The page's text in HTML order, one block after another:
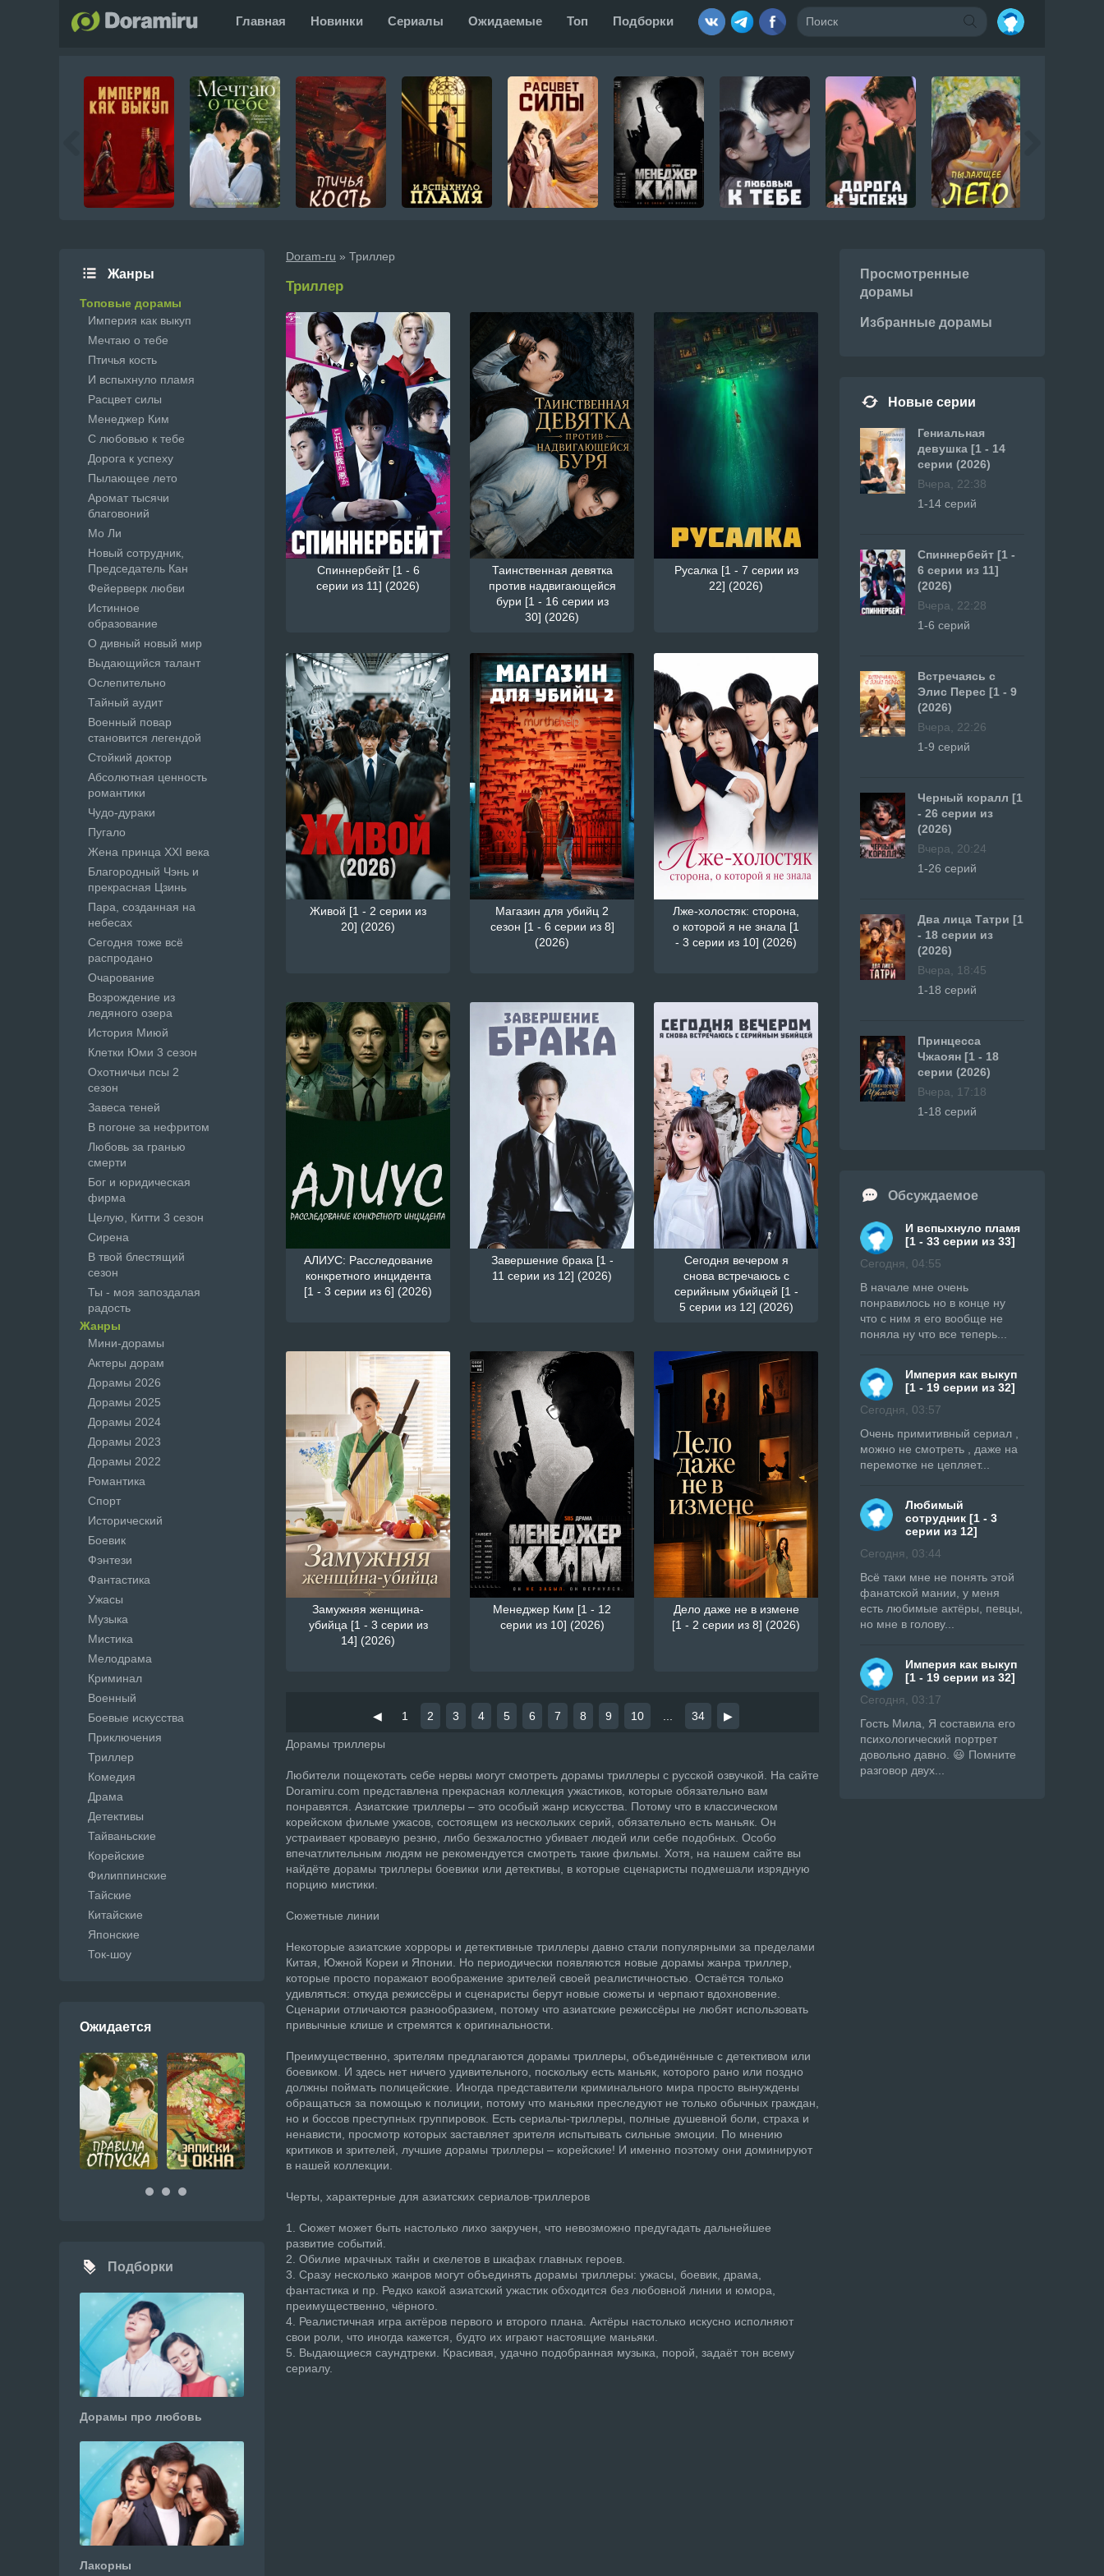
Главная Новинки Сериалы Ожидаемые Топ Подборки
Doram-ru » Триллер
Триллер
Спиннербейт [1 - 6
серии из 11] (2026)
Таинственная девятка
против надвигающейся
бури [1 - 16 серии из
30] (2026)
Русалка [1 - 7 серии из
22] (2026)
Живой [1 - 2 серии из
20] (2026)
Магазин для убийц 2
сезон [1 - 6 серии из 8]
(2026)
Лже-холостяк: сторона,
о которой я не знала [1
- 3 серии из 10] (2026)
АЛИУС: Расследование
конкретного инцидента
[1 - 3 серии из 6] (2026)
Завершение брака [1 -
11 серии из 12] (2026)
Сегодня вечером я
снова встречаюсь с
серийным убийцей [1 -
5 серии из 12] (2026)
Замужняя женщина-
убийца [1 - 3 серии из
14] (2026)
Менеджер Ким [1 - 12
серии из 10] (2026)
Дело даже не в измене
[1 - 2 серии из 8] (2026)
◀ 1 2 3 4 5 6 7 8 9 10 34 ▶
Дорамы триллеры
Любители пощекотать себе нервы могут смотреть дорамы триллеры с русской озвучкой. На сайте
Doramiru.com представлена прекрасная коллекция ужастиков, которые обязательно вам
понравятся. Азиатские триллеры – это особый жанр искусства. Потому что в классическом
корейском фильме ужасов, состоящем из нескольких серий, обязательно есть маньяк. Он
устраивает кровавую резню, либо безжалостно убивает людей или себе подобных. Особо
впечатлительным людям не рекомендуется смотреть такие фильмы. Хотя, на нашем сайте вы
найдёте дорамы триллеры боевики или детективы, в которые сценаристы подмешали изрядную
порцию мистики.
Сюжетные линии
Некоторые азиатские хорроры и детективные триллеры давно стали популярными за пределами
Китая, Южной Кореи и Японии. Но периодически появляются новые дорамы жанра триллер,
которые просто поражают воображение зрителей своей реалистичностью. Остаётся только
удивляться: откуда режиссёры и сценаристы берут новые сюжеты и черпают вдохновение.
Сценарии отличаются разнообразием, потому что азиатские режиссёры не любят использовать
привычные клише и стремятся к оригинальности.
Преимущественно, зрителям предлагаются дорамы триллеры, объединённые с детективом или
боевиком. И здесь нет ничего удивительного, поскольку есть маньяк, которого рано или поздно
должны поймать полицейские. Иногда представители криминального мира просто вынуждены
обращаться за помощью к полиции, потому что маньяки преследуют не только обычных граждан,
но и боссов преступных группировок. Есть сериалы-триллеры, полные душевной боли, страха и
ненависти, просмотр которых заставляет зрителя испытывать сильные эмоции. По мнению
критиков и зрителей, лучшие дорамы триллеры – корейские! И именно поэтому они доминируют
в нашей коллекции.
Черты, характерные для азиатских сериалов-триллеров
1. Сюжет может быть настолько лихо закручен, что невозможно предугадать дальнейшее
развитие событий.
2. Обилие мрачных тайн и скелетов в шкафах главных героев.
3. Сразу несколько жанров могут объединять дорамы триллеры: ужасы, боевик, драма,
фантастика и пр. Редко какой азиатский ужастик обходится без любовной линии и юмора,
преимущественно, чёрного.
4. Реалистичная игра актёров первого и второго плана. Актёры настолько искусно исполняют
свои роли, что иногда кажется, будто их играют настоящие маньяки.
5. Выдающиеся саундтреки. Красивая, удачно подобранная музыка, порой, задаёт тон всему
сериалу.
Жанры
Топовые дорамы
Империя как выкуп
Мечтаю о тебе
Птичья кость
И вспыхнуло пламя
Расцвет силы
Менеджер Ким
С любовью к тебе
Дорога к успеху
Пылающее лето
Аромат тысячи
благовоний
Мо Ли
Новый сотрудник,
Председатель Кан
Фейерверк любви
Истинное
образование
О дивный новый мир
Выдающийся талант
Ослепительно
Тайный аудит
Военный повар
становится легендой
Стойкий доктор
Абсолютная ценность
романтики
Чудо-дураки
Пугало
Жена принца XXI века
Благородный Чэнь и
прекрасная Цзинь
Пара, созданная на
небесах
Сегодня тоже всё
распродано
Очарование
Возрождение из
ледяного озера
История Миюй
Клетки Юми 3 сезон
Охотничьи псы 2
сезон
Завеса теней
В погоне за нефритом
Любовь за гранью
смерти
Бог и юридическая
фирма
Целую, Китти 3 сезон
Сирена
В твой блестящий
сезон
Ты - моя запоздалая
радость
Жанры
Мини-дорамы
Актеры дорам
Дорамы 2026
Дорамы 2025
Дорамы 2024
Дорамы 2023
Дорамы 2022
Романтика
Спорт
Исторический
Боевик
Фэнтези
Фантастика
Ужасы
Музыка
Мистика
Мелодрама
Криминал
Военный
Боевые искусства
Приключения
Триллер
Комедия
Драма
Детективы
Тайваньские
Корейские
Филиппинские
Тайские
Китайские
Японские
Ток-шоу
Ожидается
Подборки
Дорамы про любовь
Лакорны
Просмотренные
дорамы
Избранные дорамы
Новые серии
Гениальная
девушка [1 - 14
серии (2026)
Вчера, 22:38
1-14 серий
Спиннербейт [1 -
6 серии из 11]
(2026)
Вчера, 22:28
1-6 серий
Встречаясь с
Элис Перес [1 - 9
(2026)
Вчера, 22:26
1-9 серий
Черный коралл [1
- 26 серии из
(2026)
Вчера, 20:24
1-26 серий
Два лица Татри [1
- 18 серии из
(2026)
Вчера, 18:45
1-18 серий
Принцесса
Чжаоян [1 - 18
серии (2026)
Вчера, 17:18
1-18 серий
Обсуждаемое
И вспыхнуло пламя
[1 - 33 серии из 33]
Сегодня, 04:55
В начале мне очень
понравилось но в конце ну
что с ним я его вообще не
поняла ну что все теперь...
Империя как выкуп
[1 - 19 серии из 32]
Сегодня, 03:57
Очень примитивный сериал ,
можно не смотреть , даже на
перемотке не цепляет...
Любимый
сотрудник [1 - 3
серии из 12]
Сегодня, 03:44
Всë таки мне не понять этой
фанатской мании, у меня
есть любимые актёры, певцы,
но мне в голову...
Империя как выкуп
[1 - 19 серии из 32]
Сегодня, 03:17
Гость Мила, Я составила его
психологический портрет
довольно давно. 😃 Помните
разговор двух...